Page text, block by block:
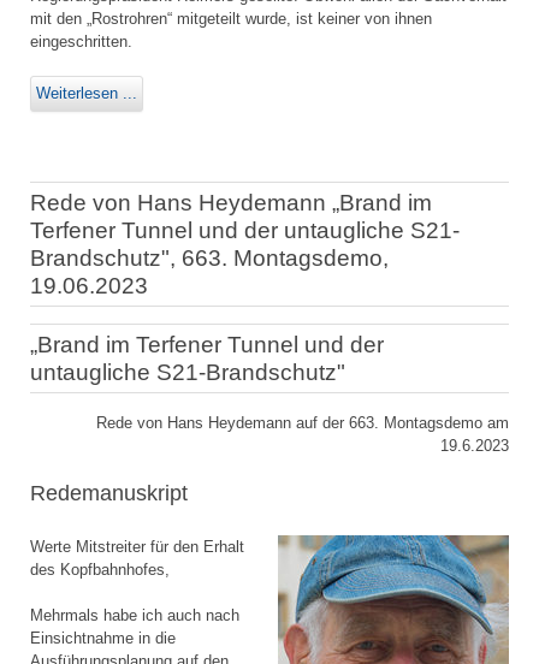
mit den „Rostrohren“ mitgeteilt wurde, ist keiner von ihnen
eingeschritten.
Weiterlesen ...
Rede von Hans Heydemann „Brand im
Terfener Tunnel und der untaugliche S21-
Brandschutz", 663. Montagsdemo,
19.06.2023
„Brand im Terfener Tunnel und der
untaugliche S21-Brandschutz"
Rede von Hans Heydemann auf der 663. Montagsdemo am
19.6.2023
Redemanuskript
Werte Mitstreiter für den Erhalt
des Kopfbahnhofes,
Mehrmals habe ich auch nach
Einsichtnahme in die